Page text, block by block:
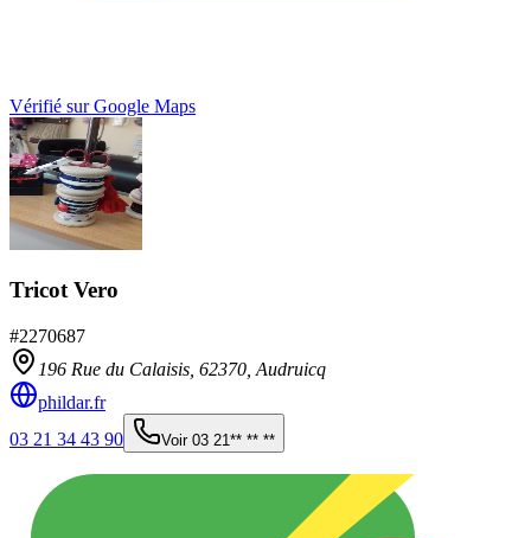
Vérifié sur Google Maps
Tricot Vero
#2270687
196 Rue du Calaisis, 62370 Audruicq
phildar.fr
03 21 34 43 90
Voir 03 21** ** **